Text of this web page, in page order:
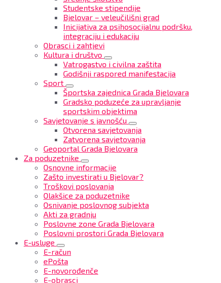
Studentske stipendije
Bjelovar – veleučilišni grad
Inicijativa za psihosocijalnu podršku,
integraciju i edukaciju
Obrasci i zahtjevi
Kultura i društvo
Vatrogastvo i civilna zaštita
Godišnji raspored manifestacija
Sport
Športska zajednica Grada Bjelovara
Gradsko poduzeće za upravljanje
sportskim objektima
Savjetovanje s javnošću
Otvorena savjetovanja
Zatvorena savjetovanja
Geoportal Grada Bjelovara
Za poduzetnike
Osnovne informacije
Zašto investirati u Bjelovar?
Troškovi poslovanja
Olakšice za poduzetnike
Osnivanje poslovnog subjekta
Akti za gradnju
Poslovne zone Grada Bjelovara
Poslovni prostori Grada Bjelovara
E-usluge
E-račun
ePošta
E-novorođenče
E-obrasci